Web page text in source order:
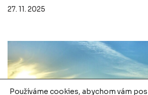
27. 11. 2025
Používáme cookies, abychom vám